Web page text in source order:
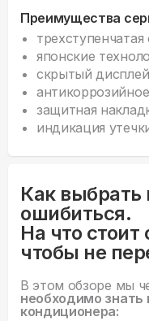
Преимущества
японские
скрытый
защитная
индикация
Как выбрать
ошибиться.
На что
чтобы не
В этом обзоре мы
необходимо знать
кондиционера: